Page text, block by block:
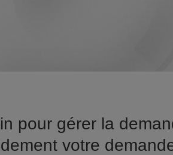
pour gérer la
votre